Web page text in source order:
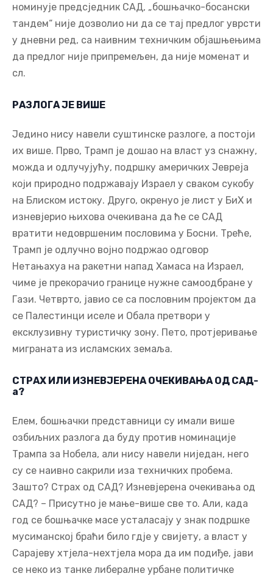
номинује предсједник САД, „бошњачко-босански
тандем“ није дозволио ни да се тај предлог уврсти
у дневни ред, са наивним техничким објашњењима
да предлог није припремељен, да није моменат и
сл.
РАЗЛОГА ЈЕ ВИШЕ
Једино нису навели суштинске разлоге, а постоји
их више. Прво, Трамп је дошао на власт уз снажну,
можда и одлучујућу, подршку америчких Јевреја
који природно подржавају Израел у сваком сукобу
на Блиском истоку. Друго, окренуо је лист у БиХ и
изневјерио њихова очекивана да ће се САД
вратити недовршеним пословима у Босни. Треће,
Трамп је одлучно војно подржао одговор
Нетањахуа на ракетни напад Хамаса на Израел,
чиме је прекорачио границе нужне самоодбране у
Гази. Четврто, јавио се са пословним пројектом да
се Палестинци иселе и Обала претвори у
ексклузивну туристичку зону. Пето, протјеривање
миграната из исламских земаља.
СТРАХ ИЛИ ИЗНЕВЈЕРЕНА ОЧЕКИВАЊА ОД САД-
а?
Елем, бошњачки представници су имали више
озбиљних разлога да буду против номинације
Трампа за Нобела, али нису навели ниједан, него
су се наивно сакрили иза техничких пробема.
Зашто? Страх од САД? Изневјерена очекивања од
САД? – Присутно је мање-више све то. Али, када
год се бошњачке масе усталасају у знак подршке
мусиманској браћи било гдје у свијету, а власт у
Сарајеву хтјела-нехтјела мора да им подиђе, јави
се неко из танке либералне урбане политичке